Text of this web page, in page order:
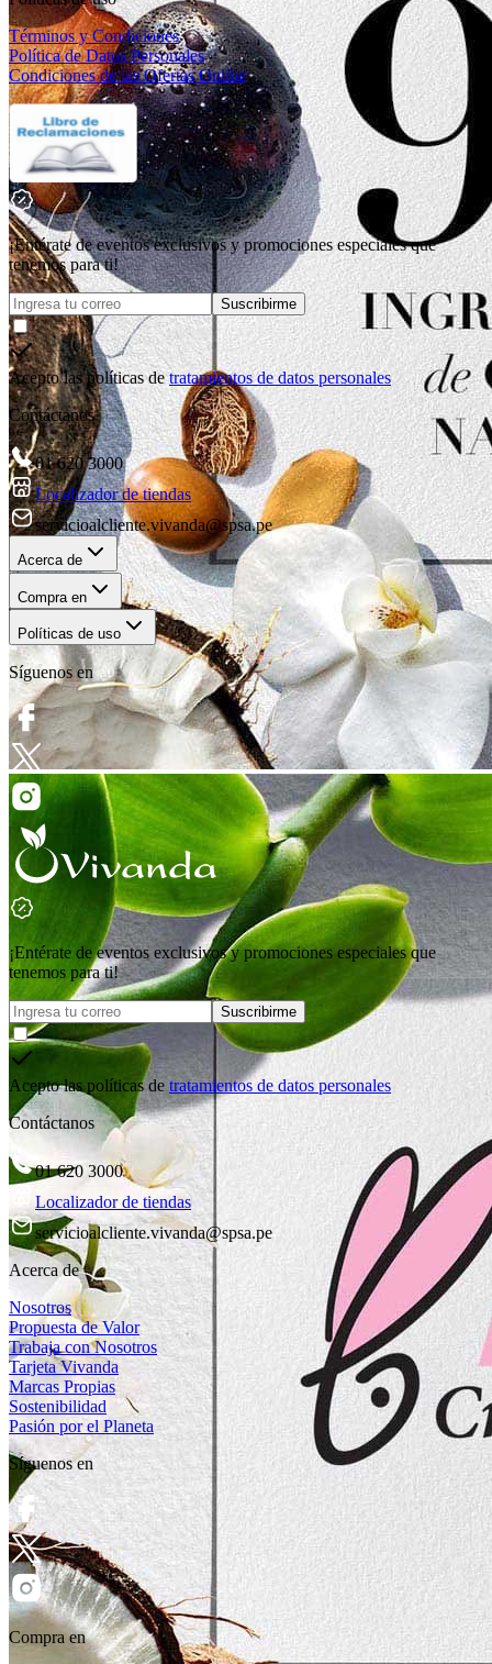
Términos y Condiciones
Política de Datos Personales
Condiciones de las Ofertas Online
¡Entérate de eventos exclusivos y promociones especiales que
tenemos para ti!
Suscribirme
Acepto las políticas de tratamientos de datos personales
Contáctanos
01 620 3000
Localizador de tiendas
servicioalcliente.vivanda@spsa.pe
Acerca de
Compra en
Políticas de uso
Síguenos en
¡Entérate de eventos exclusivos y promociones especiales que
tenemos para ti!
Suscribirme
Acepto las políticas de tratamientos de datos personales
Contáctanos
01 620 3000
Localizador de tiendas
servicioalcliente.vivanda@spsa.pe
Acerca de
Nosotros
Propuesta de Valor
Trabaja con Nosotros
Tarjeta Vivanda
Marcas Propias
Sostenibilidad
Pasión por el Planeta
Síguenos en
Compra en